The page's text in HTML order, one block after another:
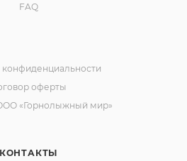
FAQ
КОНТАКТЫ
конфиденциальности
оферты
«Горнолыжный мир»